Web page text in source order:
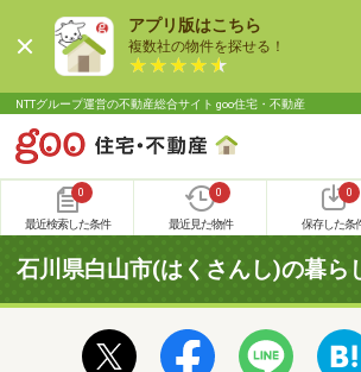
アプリ版はこちら
複数社の物件を探せる！
NTTグループ運営の不動産総合サイト goo住宅・不動産
0
最近検索した条件
0
最近見た物件
0
保存した条
石川県白山市(はくさんし)の暮ら